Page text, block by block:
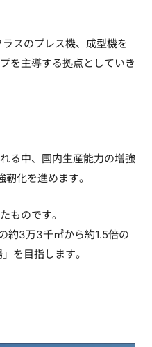
スのプレス機、成型機を
を主導する拠点としていき
る中、国内生産能力の増強
化を進めます。
ものです。
約3万3千㎡から約1.5倍の
を目指します。